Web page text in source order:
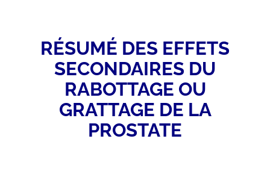
RÉSUMÉ DES EFFETS
SECONDAIRES DU
RABOTTAGE OU
GRATTAGE DE LA
PROSTATE